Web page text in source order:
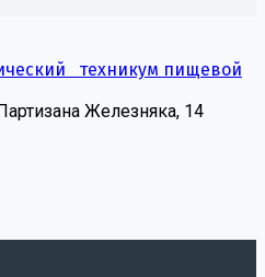
техникум пищевой
Железняка, 14